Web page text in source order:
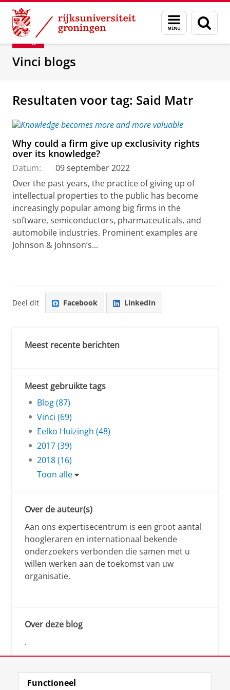
Skip
Content
Skip
Navigation
Menu
en
zoeken
Department of Innovation Management &
Blog
Vinci blogs
Resultaten voor tag: Said Matr
Why could a firm give up exclusivity rights
over its knowledge?
Datum:
09 september 2022
Over the past years, the practice of giving up of
intellectual properties to the public has become
increasingly popular among big firms in the
software, semiconductors, pharmaceuticals, and
automobile industries. Prominent examples are
Johnson & Johnson’s...
Deel dit Facebook LinkedIn
Meest recente berichten
Meest gebruikte tags
Blog (87)
Vinci (69)
Eelko Huizingh (48)
2017 (39)
2018 (16)
Toon alle
Over de auteur(s)
Aan ons expertisecentrum is een groot aantal
hoogleraren en internationaal bekende
onderzoekers verbonden die samen met u
willen werken aan de toekomst van uw
organisatie.
Over deze blog
.
Functioneel